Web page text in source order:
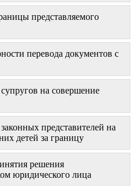
представляемого
перевода документов с
на совершение
представителей на
детей за границу
решения
юридического лица